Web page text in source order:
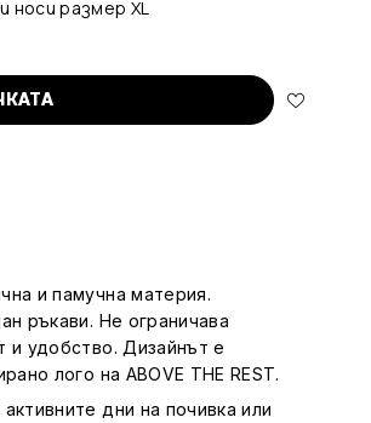
носи размер XL
и памучна материя.
ръкави. Не ограничава
и удобство. Дизайнът е
лого на ABOVE THE REST.
дни на почивка или